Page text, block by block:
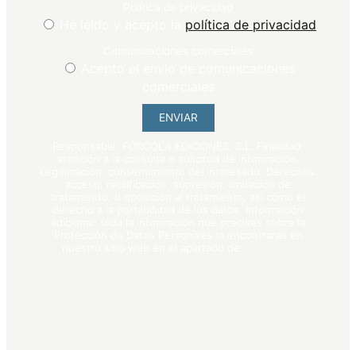
política de privacidad
ENVIAR